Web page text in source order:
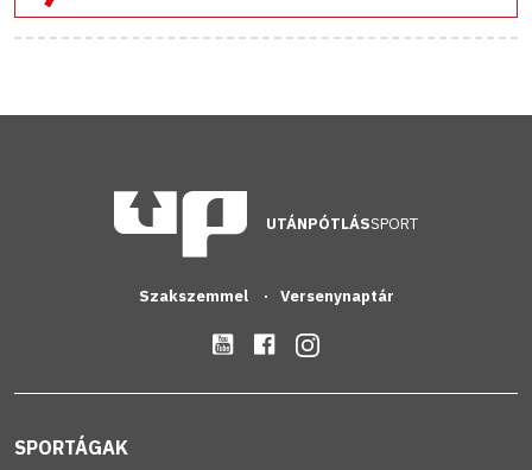
UTÁNPÓTLÁSSPORT
Szakszemmel Versenynaptár
SPORTÁGAK